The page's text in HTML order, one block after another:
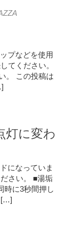
プなどを使用
てください。
。 この投稿は
灯に変わ
になっていま
さい。 ■湯垢
時に3秒間押し
[…]